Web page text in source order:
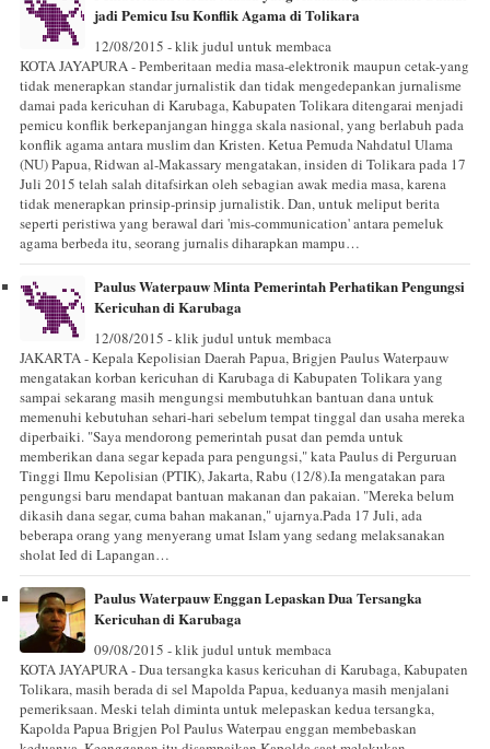
jadi Pemicu Isu Konflik Agama di Tolikara
12/08/2015 - klik judul untuk membaca
KOTA JAYAPURA - Pemberitaan media masa-elektronik maupun cetak-yang
tidak menerapkan standar jurnalistik dan tidak mengedepankan jurnalisme
damai pada kericuhan di Karubaga, Kabupaten Tolikara ditengarai menjadi
pemicu konflik berkepanjangan hingga skala nasional, yang berlabuh pada
konflik agama antara muslim dan Kristen. Ketua Pemuda Nahdatul Ulama
(NU) Papua, Ridwan al-Makassary mengatakan, insiden di Tolikara pada 17
Juli 2015 telah salah ditafsirkan oleh sebagian awak media masa, karena
tidak menerapkan prinsip-prinsip jurnalistik. Dan, untuk meliput berita
seperti peristiwa yang berawal dari 'mis-communication' antara pemeluk
agama berbeda itu, seorang jurnalis diharapkan mampu…
Paulus Waterpauw Minta Pemerintah Perhatikan Pengungsi
Kericuhan di Karubaga
12/08/2015 - klik judul untuk membaca
JAKARTA - Kepala Kepolisian Daerah Papua, Brigjen Paulus Waterpauw
mengatakan korban kericuhan di Karubaga di Kabupaten Tolikara yang
sampai sekarang masih mengungsi membutuhkan bantuan dana untuk
memenuhi kebutuhan sehari-hari sebelum tempat tinggal dan usaha mereka
diperbaiki. "Saya mendorong pemerintah pusat dan pemda untuk
memberikan dana segar kepada para pengungsi," kata Paulus di Perguruan
Tinggi Ilmu Kepolisian (PTIK), Jakarta, Rabu (12/8).Ia mengatakan para
pengungsi baru mendapat bantuan makanan dan pakaian. "Mereka belum
dikasih dana segar, cuma bahan makanan," ujarnya.Pada 17 Juli, ada
beberapa orang yang menyerang umat Islam yang sedang melaksanakan
sholat Ied di Lapangan…
Paulus Waterpauw Enggan Lepaskan Dua Tersangka
Kericuhan di Karubaga
09/08/2015 - klik judul untuk membaca
KOTA JAYAPURA - Dua tersangka kasus kericuhan di Karubaga, Kabupaten
Tolikara, masih berada di sel Mapolda Papua, keduanya masih menjalani
pemeriksaan. Meski telah diminta untuk melepaskan kedua tersangka,
Kapolda Papua Brigjen Pol Paulus Waterpau enggan membebaskan